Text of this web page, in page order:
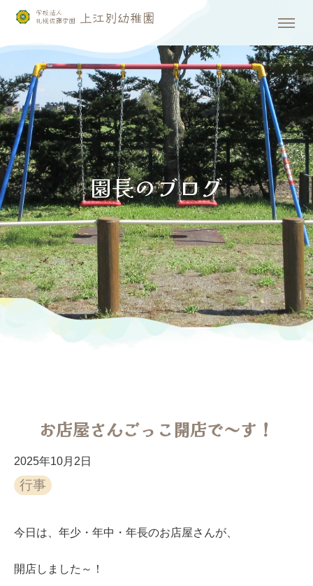
お店屋さんごっこ開店で～す！
2025年10月2日
行事
今日は、年少・年中・年長のお店屋さんが、
開店しました～！